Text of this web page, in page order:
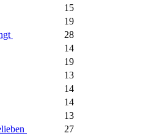
15
19
28
14
19
13
14
14
13
27